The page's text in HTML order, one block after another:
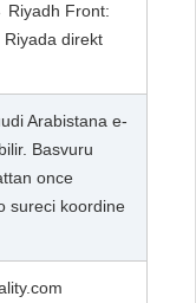
Riyadh Front:
direkt
Arabistana e-
Basvuru
once
sureci koordine